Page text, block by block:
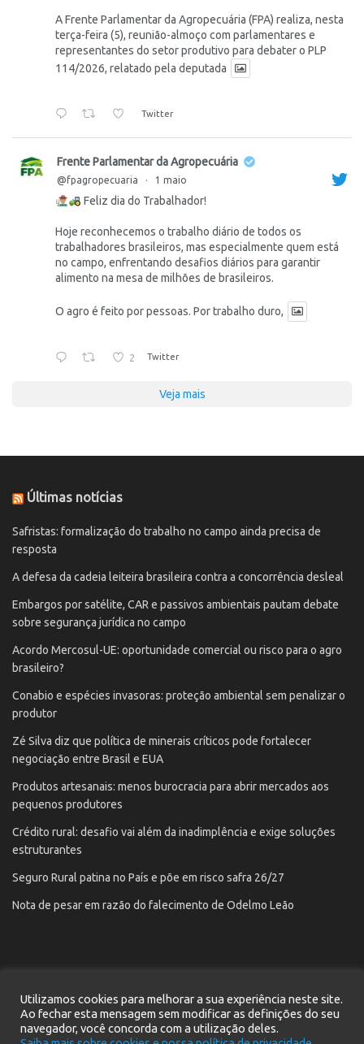
A Frente Parlamentar da Agropecuária (FPA) realiza, nesta
terça-feira (5), reunião-almoço com parlamentares e
representantes do setor produtivo para debater o PLP
114/2026, relatado pela deputada
Twitter
Frente Parlamentar da Agropecuária
@fpagropecuaria · 1 maio
Feliz dia do Trabalhador!
Hoje reconhecemos o trabalho diário de todos os
trabalhadores brasileiros, mas especialmente quem está
no campo, enfrentando desafios diários para garantir
alimento na mesa de milhões de brasileiros.
O agro é feito por pessoas. Por trabalho duro,
2 Twitter
Veja mais
Últimas notícias
Safristas: formalização do trabalho no campo ainda precisa de
resposta
A defesa da cadeia leiteira brasileira contra a concorrência desleal
Embargos por satélite, CAR e passivos ambientais pautam debate
sobre segurança jurídica no campo
Acordo Mercosul-UE: oportunidade comercial ou risco para o agro
brasileiro?
Conabio e espécies invasoras: proteção ambiental sem penalizar o
produtor
Zé Silva diz que política de minerais críticos pode fortalecer
negociação entre Brasil e EUA
Produtos artesanais: menos burocracia para abrir mercados aos
pequenos produtores
Crédito rural: desafio vai além da inadimplência e exige soluções
estruturantes
Seguro Rural patina no País e põe em risco safra 26/27
Nota de pesar em razão do falecimento de Odelmo Leão
Início Notícias Contato
Cadastre seu e-mail
Política de privacidade
Utilizamos cookies para melhorar a sua experiência neste site.
Ao fechar esta mensagem sem modificar as definições do seu
navegador, você concorda com a utilização deles.